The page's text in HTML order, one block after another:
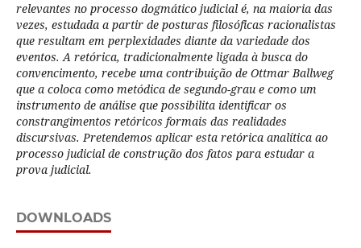
relevantes no processo dogmático judicial é, na maioria das
vezes, estudada a partir de posturas filosóficas racionalistas
que resultam em perplexidades diante da variedade dos
eventos. A retórica, tradicionalmente ligada à busca do
convencimento, recebe uma contribuição de Ottmar Ballweg
que a coloca como metódica de segundo-grau e como um
instrumento de análise que possibilita identificar os
constrangimentos retóricos formais das realidades
discursivas. Pretendemos aplicar esta retórica analítica ao
processo judicial de construção dos fatos para estudar a
prova judicial.
DOWNLOADS